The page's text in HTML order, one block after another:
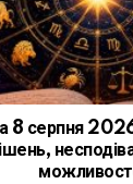
8 серпня 2026